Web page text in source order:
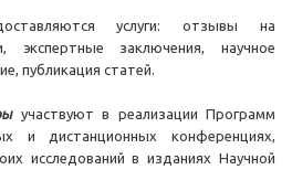
услуги: отзывы на
экспертные заключения, научное
публикация статей.
участвуют в реализации Программ
и дистанционных конференциях,
исследований в изданиях Научной